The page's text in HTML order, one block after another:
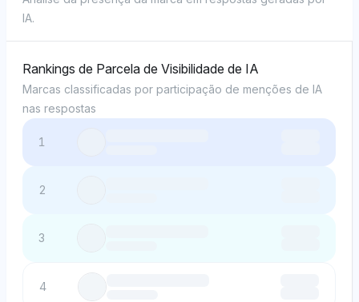
IA.
Rankings de Parcela de Visibilidade de IA
Marcas classificadas por participação de menções de IA
nas respostas
1
2
3
4